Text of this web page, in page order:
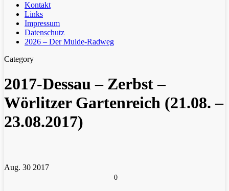
Kontakt
Links
Impressum
Datenschutz
2026 – Der Mulde-Radweg
Category
2017-Dessau – Zerbst –
Wörlitzer Gartenreich (21.08. –
23.08.2017)
Aug. 30 2017
0